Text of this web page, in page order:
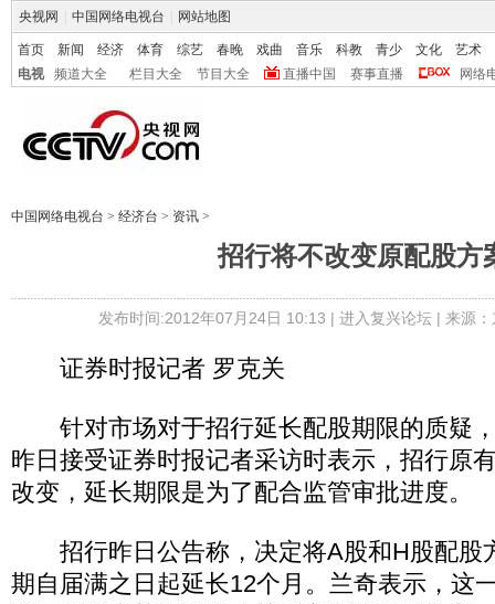
央视网 中国网络电视台 网站地图
首页 新闻 经济 体育 综艺 春晚 戏曲 音乐 科教 青少 文化
艺术
电视
频道大全 栏目大全 节目大全 直播中国 赛事直播 网络
中国网络电视台 > 经济台 > 资讯 >
招行将不改变原配股方
发布时间:2012年07月24日 10:13 | 进入复兴论坛| 来源
证券时报记者 罗克关
针对市场对于招行延长配股期限的质疑
昨日接受证券时报记者采访时表示，招行原
改变，延长期限是为了配合监管审批进度。
招行昨日公告称，决定将A股和H股配股
期自届满之日起延长12个月。兰奇表示，这